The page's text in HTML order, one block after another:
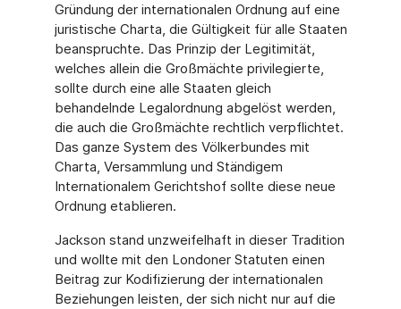
Gründung der internationalen Ordnung auf eine
juristische Charta, die Gültigkeit für alle Staaten
beanspruchte. Das Prinzip der Legitimität,
welches allein die Großmächte privilegierte,
sollte durch eine alle Staaten gleich
behandelnde Legalordnung abgelöst werden,
die auch die Großmächte rechtlich verpflichtet.
Das ganze System des Völkerbundes mit
Charta, Versammlung und Ständigem
Internationalem Gerichtshof sollte diese neue
Ordnung etablieren.
Jackson stand unzweifelhaft in dieser Tradition
und wollte mit den Londoner Statuten einen
Beitrag zur Kodifizierung der internationalen
Beziehungen leisten, der sich nicht nur auf die